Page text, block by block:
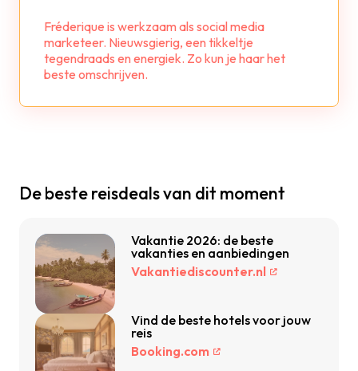
Fréderique is werkzaam als social media
marketeer. Nieuwsgierig, een tikkeltje
tegendraads en energiek. Zo kun je haar het
beste omschrijven.
De beste reisdeals van dit moment
Vakantie 2026: de beste
vakanties en aanbiedingen
Vakantiediscounter.nl
Vind de beste hotels voor jouw
reis
Booking.com